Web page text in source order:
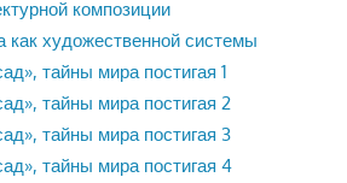
композиции
как художественной системы
тайны мира постигая 1
тайны мира постигая 2
тайны мира постигая 3
тайны мира постигая 4